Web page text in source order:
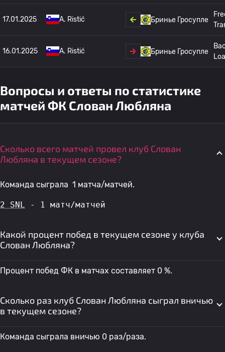
17.01.2025 A. Ristić Бринье Гросупле
16.01.2025 A. Ristić Бринье Гросупле
Вопросы и ответы по статистике
матчей ФК Слован Любляна
Сколько всего матчей провел клуб Слован
Любляна в текущем сезоне?
Команда сыграла 1 матча/матчей.
2 SNL - 1 матч/матчей
Какой процент побед в текущем сезоне у клуба
Слован Любляна?
Процент побед ФК в матчах составляет 0 %.
Сколько раз клуб Слован Любляна сыграл вничью
в текущем сезоне?
Команда сыграла вничью 0 раз/раза.